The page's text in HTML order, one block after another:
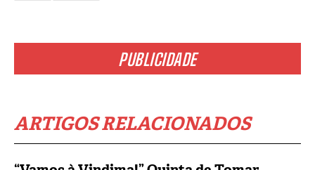
PUBLICIDADE
ARTIGOS RELACIONADOS